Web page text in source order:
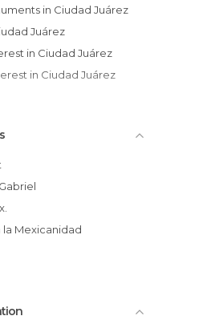
in Ciudad Juárez
Juárez
in Ciudad Juárez
in Ciudad Juárez
la Mexicanidad
Ciudad Juarez-El Paso